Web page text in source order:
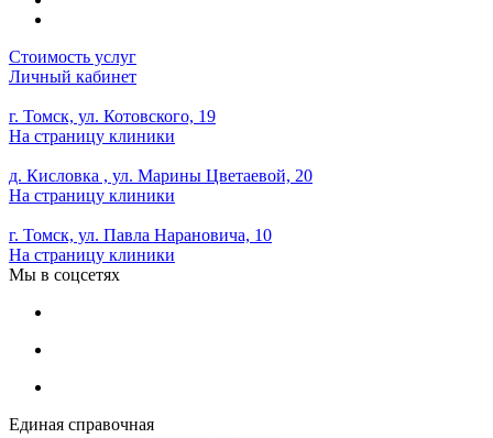
Стоимость услуг
Личный кабинет
г. Томск, ул. Котовского, 19
На страницу клиники
д. Кисловка , ул. Марины Цветаевой, 20
На страницу клиники
г. Томск, ул. Павла Нарановича, 10
На страницу клиники
Мы в соцсетях
Единая справочная